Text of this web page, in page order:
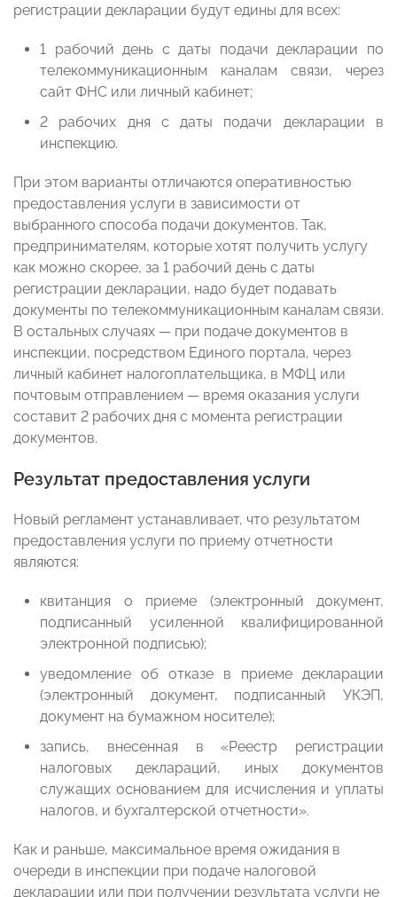
регистрации декларации будут едины для всех:
1 рабочий день с даты подачи декларации по
телекоммуникационным каналам связи, через
сайт ФНС или личный кабинет;
2 рабочих дня с даты подачи декларации в
инспекцию.
При этом варианты отличаются оперативностью
предоставления услуги в зависимости от
выбранного способа подачи документов. Так,
предпринимателям, которые хотят получить услугу
как можно скорее, за 1 рабочий день с даты
регистрации декларации, надо будет подавать
документы по телекоммуникационным каналам связи.
В остальных случаях — при подаче документов в
инспекции, посредством Единого портала, через
личный кабинет налогоплательщика, в МФЦ или
почтовым отправлением — время оказания услуги
составит 2 рабочих дня с момента регистрации
документов.
Результат предоставления услуги
Новый регламент устанавливает, что результатом
предоставления услуги по приему отчетности
являются:
квитанция о приеме (электронный документ,
подписанный усиленной квалифицированной
электронной подписью);
уведомление об отказе в приеме декларации
(электронный документ, подписанный УКЭП,
документ на бумажном носителе);
запись, внесенная в «Реестр регистрации
налоговых деклараций, иных документов
служащих основанием для исчисления и уплаты
налогов, и бухгалтерской отчетности».
Как и раньше, максимальное время ожидания в
очереди в инспекции при подаче налоговой
декларации или при получении результата услуги не